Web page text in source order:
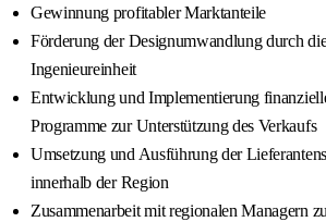
Gewinnung profitabler Marktanteile
Förderung der Designumwandlung durch
Ingenieureinheit
Entwicklung und Implementierung
Programme zur Unterstützung des Verkaufs
Umsetzung und Ausführung der
innerhalb der Region
Zusammenarbeit mit regionalen Managern